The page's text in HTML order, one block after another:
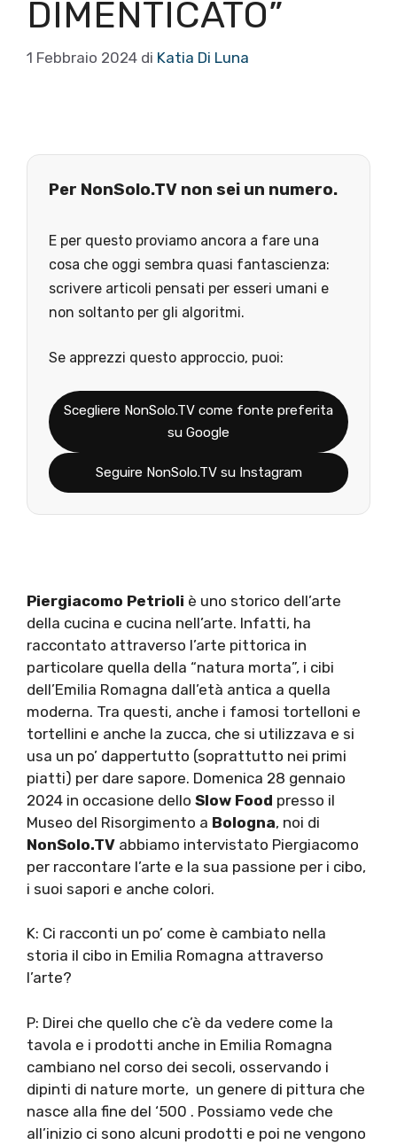
DIMENTICATO”
1 Febbraio 2024 di Katia Di Luna
Per NonSolo.TV non sei un numero.
E per questo proviamo ancora a fare una
cosa che oggi sembra quasi fantascienza:
scrivere articoli pensati per esseri umani e
non soltanto per gli algoritmi.
Se apprezzi questo approccio, puoi:
Scegliere NonSolo.TV come fonte preferita
su Google
Seguire NonSolo.TV su Instagram
Piergiacomo Petrioli è uno storico dell’arte
della cucina e cucina nell’arte. Infatti, ha
raccontato attraverso l’arte pittorica in
particolare quella della “natura morta”, i cibi
dell’Emilia Romagna dall’età antica a quella
moderna. Tra questi, anche i famosi tortelloni e
tortellini e anche la zucca, che si utilizzava e si
usa un po’ dappertutto (soprattutto nei primi
piatti) per dare sapore. Domenica 28 gennaio
2024 in occasione dello Slow Food presso il
Museo del Risorgimento a Bologna, noi di
NonSolo.TV abbiamo intervistato Piergiacomo
per raccontare l’arte e la sua passione per i cibo,
i suoi sapori e anche colori.
K: Ci racconti un po’ come è cambiato nella
storia il cibo in Emilia Romagna attraverso
l’arte?
P: Direi che quello che c’è da vedere come la
tavola e i prodotti anche in Emilia Romagna
cambiano nel corso dei secoli, osservando i
dipinti di nature morte, un genere di pittura che
nasce alla fine del ‘500 . Possiamo vede che
all’inizio ci sono alcuni prodotti e poi ne vengono